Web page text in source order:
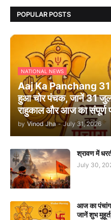
POPULAR POSTS
NATIONAL NEWS
Aaj Ka Panchang
हुआ चोर पंचक, जानें 31
राहुकाल और आज का संपूर्ण
by Vinod Jha - July 31, 2026
श्रावण में
July 30,
आज का
जानें शुभ